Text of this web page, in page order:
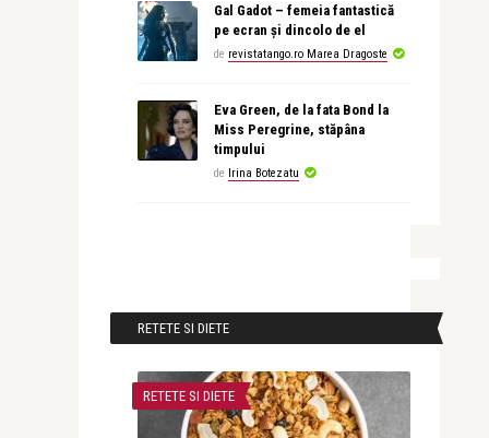
Gal Gadot – femeia fantastică
pe ecran și dincolo de el
de revistatango.ro Marea Dragoste
Eva Green, de la fata Bond la
Miss Peregrine, stăpâna
timpului
de Irina Botezatu
RETETE SI DIETE
RETETE SI DIETE